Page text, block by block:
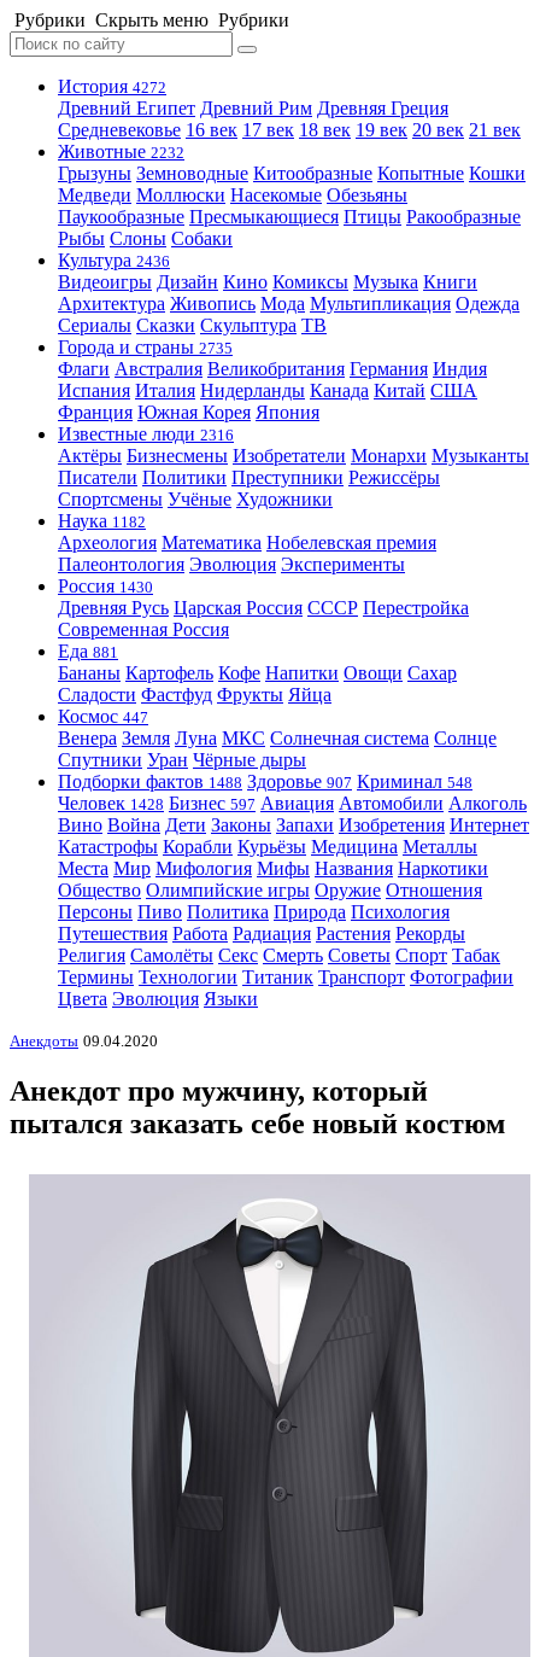
Рубрики Скрыть меню Рубрики
История 4272
Древний Египет Древний Рим Древняя Греция
Средневековье 16 век 17 век 18 век 19 век 20 век 21 век
Животные 2232
Грызуны Земноводные Китообразные Копытные Кошки
Медведи Моллюски Насекомые Обезьяны
Паукообразные Пресмыкающиеся Птицы Ракообразные
Рыбы Слоны Собаки
Культура 2436
Видеоигры Дизайн Кино Комиксы Музыка Книги
Архитектура Живопись Мода Мультипликация Одежда
Сериалы Сказки Скульптура ТВ
Города и страны 2735
Флаги Австралия Великобритания Германия Индия
Испания Италия Нидерланды Канада Китай США
Франция Южная Корея Япония
Известные люди 2316
Актёры Бизнесмены Изобретатели Монархи Музыканты
Писатели Политики Преступники Режиссёры
Спортсмены Учёные Художники
Наука 1182
Археология Математика Нобелевская премия
Палеонтология Эволюция Эксперименты
Россия 1430
Древняя Русь Царская Россия СССР Перестройка
Современная Россия
Еда 881
Бананы Картофель Кофе Напитки Овощи Сахар
Сладости Фастфуд Фрукты Яйца
Космос 447
Венера Земля Луна МКС Солнечная система Солнце
Спутники Уран Чёрные дыры
Подборки фактов 1488 Здоровье 907 Криминал 548
Человек 1428 Бизнес 597 Авиация Автомобили Алкоголь
Вино Война Дети Законы Запахи Изобретения Интернет
Катастрофы Корабли Курьёзы Медицина Металлы
Места Мир Мифология Мифы Названия Наркотики
Общество Олимпийские игры Оружие Отношения
Персоны Пиво Политика Природа Психология
Путешествия Работа Радиация Растения Рекорды
Религия Самолёты Секс Смерть Советы Спорт Табак
Термины Технологии Титаник Транспорт Фотографии
Цвета Эволюция Языки
Анекдоты 09.04.2020
Анекдот про мужчину, который
пытался заказать себе новый костюм